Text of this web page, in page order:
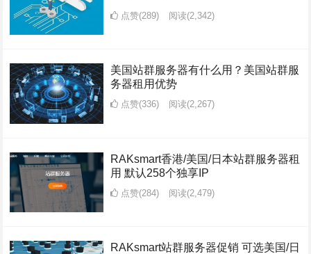
点赞(289) 阅读(2,342)
美国站群服务器有什么用？美国站群服
务器租用优势
点赞(336) 阅读(2,267)
RAKsmart香港/美国/日本站群服务器租
用 默认258个独享IP
点赞(284) 阅读(2,479)
RAKsmart站群服务器促销 可选美国/日